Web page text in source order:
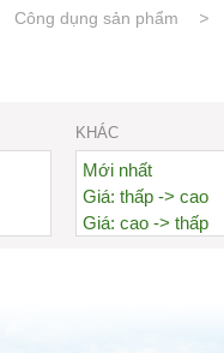
Công dụng sản phẩm
KHÁC
Mới nhất
Giá: thấp -> cao
Giá: cao -> thấp